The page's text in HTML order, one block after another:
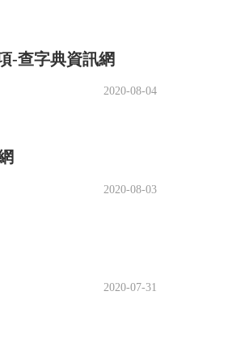
際關系，它讓團隊成員結
-查字典資訊網
2020-08-04
2020-08-03
2020-07-31